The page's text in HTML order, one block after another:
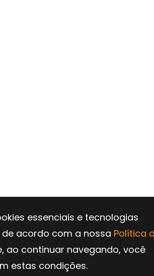
essenciais e tecnologias
acordo com a nossa Política
ao continuar navegando, você
estas condições.